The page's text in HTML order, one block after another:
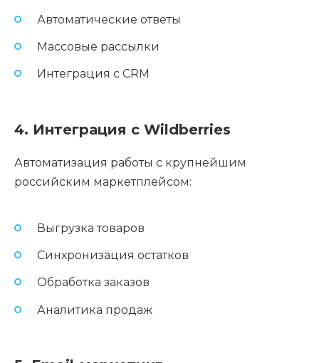
Автоматические ответы
Массовые рассылки
Интеграция с CRM
4. Интеграция с Wildberries
Автоматизация работы с крупнейшим
российским маркетплейсом:
Выгрузка товаров
Синхронизация остатков
Обработка заказов
Аналитика продаж